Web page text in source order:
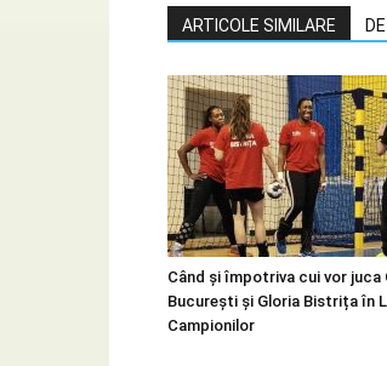
ARTICOLE SIMILARE
Când și împotriva cui vor juca
București și Gloria Bistrița în
Campionilor